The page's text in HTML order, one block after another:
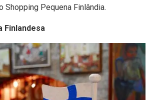
Shopping Pequena Finlândia.
Finlandesa